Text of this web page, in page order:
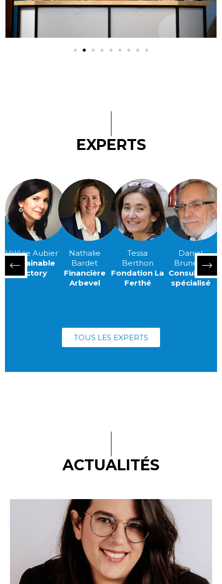
EXPERTS
Valérie Aubier
Sustainable
Factory
Nathalie
Bardet
Financière
Arbevel
Tessa
Berthon
Fondation La
Ferthé
Daniel
Bruneau
Consultant
spécialisé
TOUS LES EXPERTS
ACTUALITÉS